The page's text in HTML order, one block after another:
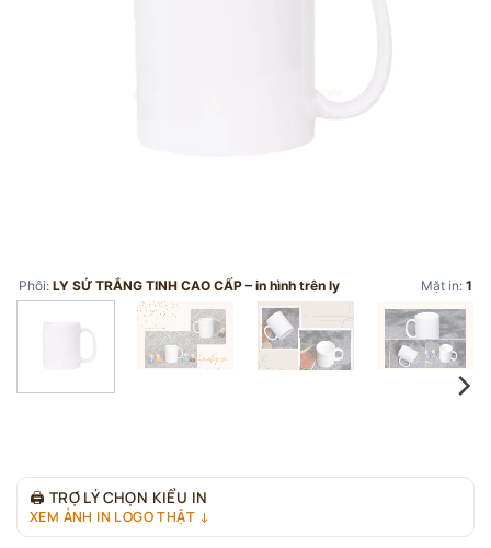
Phôi: LY SỨ TRẮNG TINH CAO CẤP – in hình trên ly Mặt in: 1
🖨 TRỢ LÝ CHỌN KIỂU IN
XEM ẢNH IN LOGO THẬT ↓